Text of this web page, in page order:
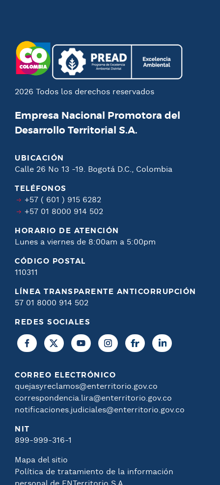
2026 Todos los derechos reservados
Empresa Nacional Promotora del
Desarrollo Territorial S.A.
UBICACIÓN
Calle 26 No 13 -19. Bogotá D.C., Colombia
TELÉFONOS
+57 ( 601 ) 915 6282
+57 01 8000 914 502
HORARIO DE ATENCIÓN
Lunes a viernes de 8:00am a 5:00pm
CÓDIGO POSTAL
110311
LÍNEA TRANSPARENTE ANTICORRUPCIÓN
57 01 8000 914 502
REDES SOCIALES
CORREO ELECTRÓNICO
quejasyreclamos@enterritorio.gov.co
correspondencia.lira@enterritorio.gov.co
notificaciones.judiciales@enterritorio.gov.co
NIT
899-999-316-1
Mapa del sitio
Política de tratamiento de la información